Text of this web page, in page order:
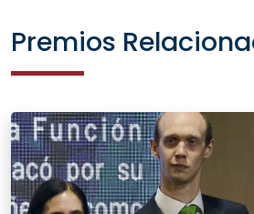
Premios